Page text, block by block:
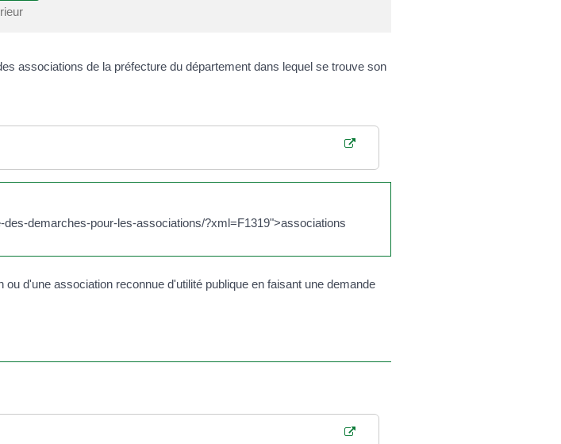
associations de la préfecture du département dans lequel se trouve son
demarches-pour-les-associations/?xml=F1319">associations
d'une association reconnue d'utilité publique en faisant une demande